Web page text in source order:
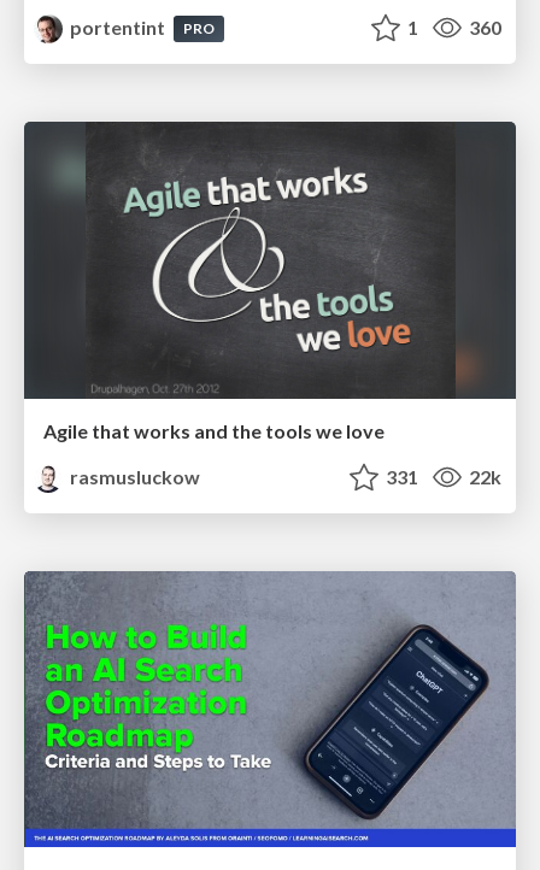
portentint PRO 1 360
Agile that works and the tools we love
rasmusluckow
331 22k